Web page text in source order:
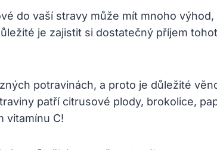
do vaší stravy může mít mnoho
je zajistit si dostatečný příjem
potravinách, a proto je důležité
patří citrusové plody, brokolice,
vitamínu C!